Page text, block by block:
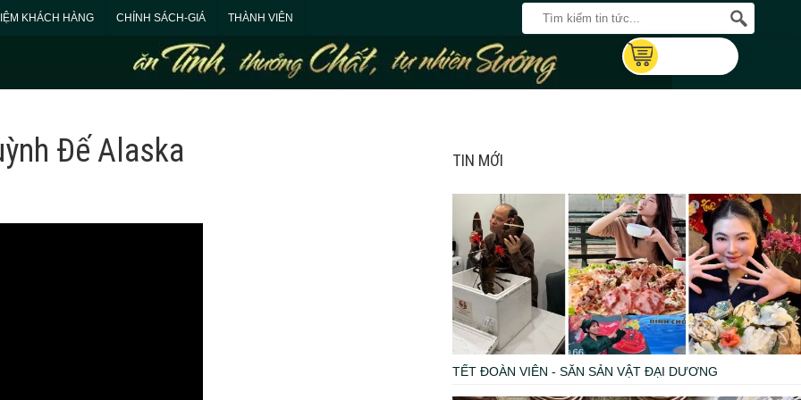
KHÁCH HÀNG CHÍNH SÁCH-GIÁ THÀNH VIÊN
Đế Alaska TIN MỚI
TẾT ĐOÀN VIÊN - SĂN SẢN VẬT ĐẠI DƯƠNG